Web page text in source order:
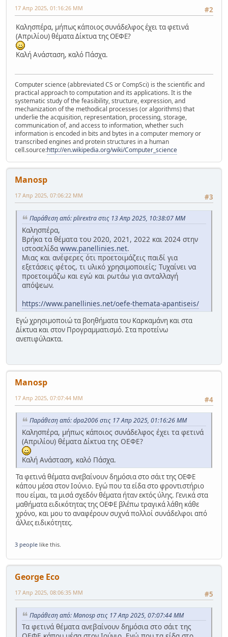
#2
17 Απρ 2025, 01:16:26 ΜΜ
Καλησπέρα, μήπως κάποιος συνάδελφος έχει τα φετινά
(Απριλίου) θέματα Δίκτυα της ΟΕΦΕ?
Καλή Ανάσταση, καλό Πάσχα.
Computer science (abbreviated CS or CompSci) is the scientific and
practical approach to computation and its applications. It is the
systematic study of the feasibility, structure, expression, and
mechanization of the methodical processes (or algorithms) that
underlie the acquisition, representation, processing, storage,
communication of, and access to information, whether such
information is encoded in bits and bytes in a computer memory or
transcribed engines and protein structures in a human
cell.source:http://en.wikipedia.org/wiki/Computer_science
Manosp
#3
17 Απρ 2025, 07:06:22 ΜΜ
Παράθεση από: plirextra στις 13 Απρ 2025, 10:38:07 ΜΜ
Καλησπέρα,
Βρήκα τα θέματα του 2020, 2021, 2022 και 2024 στην
ιστοσελίδα www.panellinies.net.
Μιας και ανέφερες ότι προετοιμάζεις παιδί για
εξετάσεις φέτος, τι υλικό χρησιμοποιείς; Τυχαίνει να
προετοιμάζω και εγώ και ρωτάω για ανταλλαγή
απόψεων.
https://www.panellinies.net/oefe-themata-apantiseis/
Εγώ χρησιμοποιώ τα βοηθήματα του Καρκαμάνη και στα
Δίκτυα και στον Προγραμματισμό. Στα προτείνω
ανεπιφύλακτα.
Manosp
#4
17 Απρ 2025, 07:07:44 ΜΜ
Παράθεση από: dpa2006 στις 17 Απρ 2025, 01:16:26 ΜΜ
Καλησπέρα, μήπως κάποιος συνάδελφος έχει τα φετινά
(Απριλίου) θέματα Δίκτυα της ΟΕΦΕ?
Καλή Ανάσταση, καλό Πάσχα.
Τα φετινά θέματα ανεβαίνουν δημόσια στο σάιτ της ΟΕΦΕ
κάπου μέσα στον Ιούνιο. Εγώ που τα είδα στο φροντιστήριο
που είμαι, τα μισά σχεδόν θέματα ήταν εκτός ύλης. Γενικά στα
μαθήματα ειδικότητας της ΟΕΦΕ βλέπω τραγικά λάθη κάθε
χρόνο, και μου το αναφέρουν συχνά πολλοί συνάδελφοι από
άλλες ειδικότητες.
3 people like this.
George Eco
#5
17 Απρ 2025, 08:06:35 ΜΜ
Παράθεση από: Manosp στις 17 Απρ 2025, 07:07:44 ΜΜ
Τα φετινά θέματα ανεβαίνουν δημόσια στο σάιτ της